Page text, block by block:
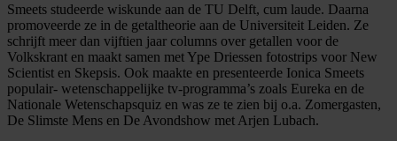
Smeets studeerde wiskunde aan de TU Delft, cum laude. Daarna
promoveerde ze in de getaltheorie aan de Universiteit Leiden. Ze
schrijft meer dan vijftien jaar columns over getallen voor de
Volkskrant en maakt samen met Ype Driessen fotostrips voor New
Scientist en Skepsis. Ook maakte en presenteerde Ionica Smeets
populair- wetenschappelijke tv-programma’s zoals Eureka en de
Nationale Wetenschapsquiz en was ze te zien bij o.a. Zomergasten,
De Slimste Mens en De Avondshow met Arjen Lubach.